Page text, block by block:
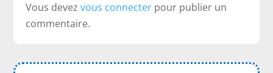
Vous devezvous connecter pour publier un
commentaire.